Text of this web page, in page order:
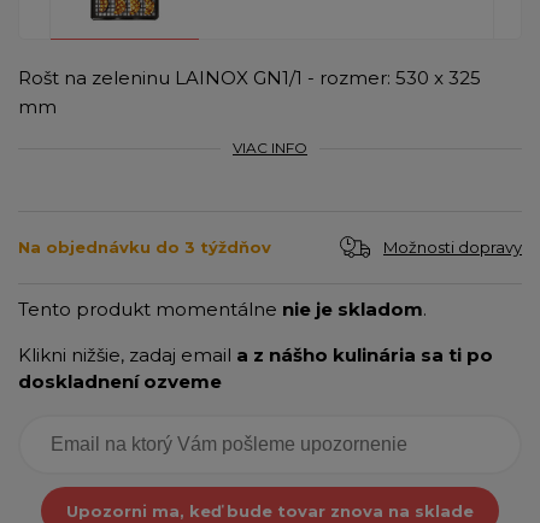
Rošt na zeleninu LAINOX GN1/1 - rozmer: 530 x 325
mm
VIAC INFO
Na objednávku do 3 týždňov Možnosti dopravy
Tento produkt momentálne nie je skladom.
Klikni nižšie, zadaj email a z nášho kulinária sa ti po
doskladnení ozveme
Upozorni ma, keď bude tovar znova na sklade